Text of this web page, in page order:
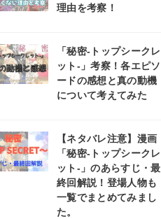
理由を考察！
「秘密-トップシークレ
ット-」考察！各エピソ
ードの感想と真の動機
について考えてみた
【ネタバレ注意】漫画
「秘密-トップシークレ
ット-」のあらすじ・最
終回解説！登場人物も
一覧でまとめてみまし
た。